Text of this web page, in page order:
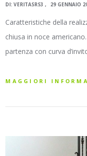
DI:VERITASRS3 29 GENNAIO
Caratteristiche della
chiusa in noce
partenza con curva
MAGGIORI